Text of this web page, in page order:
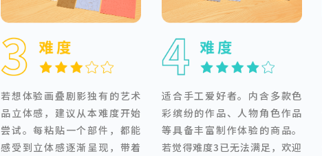
若想体验画叠剧影独有的艺术
品立体感，建议从本难度开始
尝试。每粘贴一个部件，都能
感受到立体感逐渐呈现，带着
适合手工爱好者。内含多款色
彩缤纷的作品、人物角色作品
等具备丰富制作体验的商品。
若觉得难度3已无法满足，欢迎